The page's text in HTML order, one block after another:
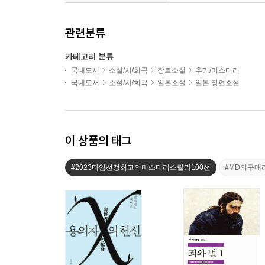
관련분류
카테고리 분류
국내도서 소설/시/희곡 장르소설
추리/미스터리
국내도서
소설/시/희곡 일본소설 일본 장편소설
이 상품의 태그
#2023타임선정최고의미스터리스릴러100선 #MD의구매